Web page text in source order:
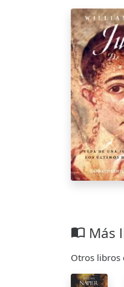
import_contacts Más
Otros libros